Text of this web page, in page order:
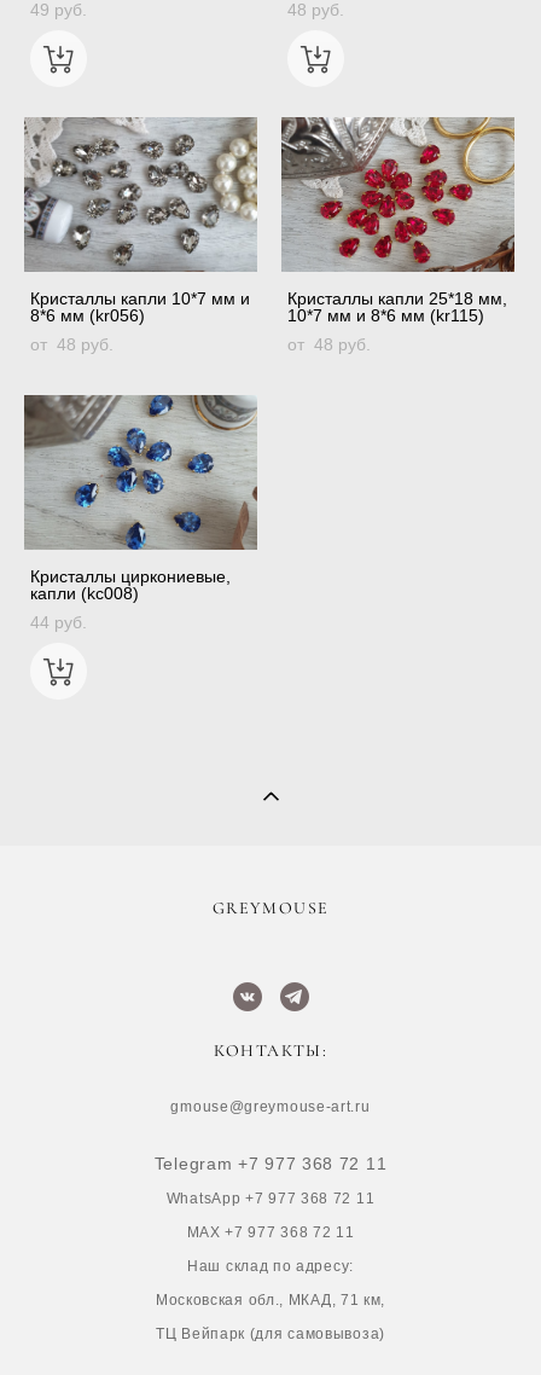
49 pуб.
48 pуб.
Кристаллы капли 10*7 мм и
8*6 мм (kr056)
от 48 pуб.
Кристаллы капли 25*18 мм,
10*7 мм и 8*6 мм (kr115)
от 48 pуб.
Кристаллы циркониевые,
капли (kc008)
44 pуб.
​GREYMOUSE
КОНТАКТЫ:
gmouse@greymouse-art.ru
Telegram +7 977 368 72 11
WhatsApp +7 977 368 72 11
MAX +7 977 368 72 11
Наш склад по адресу:
Московская обл., МКАД, 71 км,
ТЦ Вейпарк (для самовывоза)